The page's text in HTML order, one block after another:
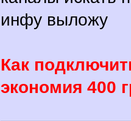
инфу выложу
Как
экономия 400